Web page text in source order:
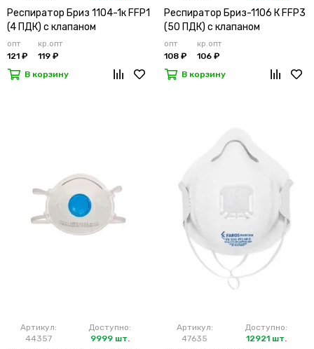
Респиратор Бриз 1104-1к FFP1
(4 ПДК) с клапаном
опт
121 ₽
кр.опт
119 ₽
В корзину
Респиратор Бриз-1106 К FFP3
(50 ПДК) с клапаном
опт
108 ₽
кр.опт
106 ₽
В корзину
Артикул:
44357
Доступно:
9999 шт.
Артикул:
47635
Доступно:
12921 шт.